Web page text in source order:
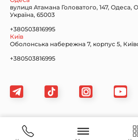
Volkswagen Volvo
вулиця Атамана Головатого, 147, Одеса,
Україна, 65003
+380503816995
Київ
Оболонська набережна 7, корпус 5,
+380503816995
Картка сайту